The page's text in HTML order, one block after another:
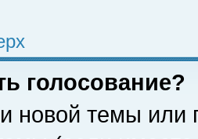
голосование?
новой темы или